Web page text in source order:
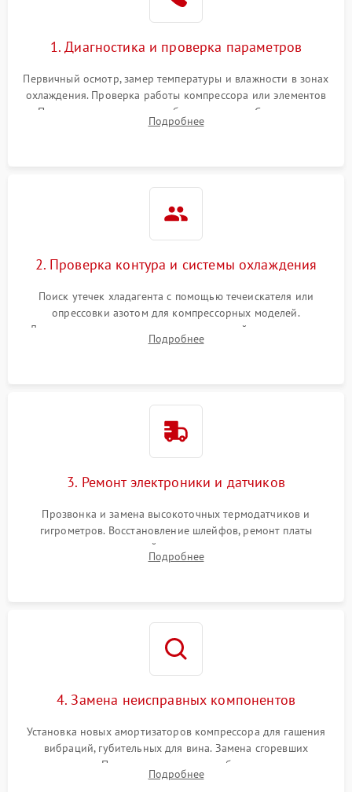
1. Диагностика и проверка параметров
Первичный осмотр, замер температуры и влажности в зонах
охлаждения. Проверка работы компрессора или элементов
Пельтье, оценка уровня вибрации и шума. Считывание
ошибок с модуля управления.
Подробнее
2. Проверка контура и системы охлаждения
Поиск утечек хладагента с помощью течеискателя или
опрессовки азотом для компрессорных моделей.
Диагностика термоэлектрических модулей, радиаторов и
кулеров на предмет перегрева или выхода из строя.
Подробнее
3. Ремонт электроники и датчиков
Прозвонка и замена высокоточных термодатчиков и
гигрометров. Восстановление шлейфов, ремонт платы
управления, отвечающей за поддержание микроклимата.
Проверка систем защиты от УФ-излучения и подсветки.
Подробнее
4. Замена неисправных компонентов
Установка новых амортизаторов компрессора для гашения
вибраций, губительных для вина. Замена сгоревших
элементов Пельтье, вентиляторов обдува, угольных
фильтров или поврежденных уплотнителей дверцы.
Подробнее